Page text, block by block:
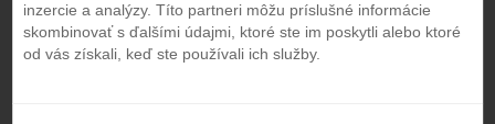
MALORKA
inzercie a analýzy. Títo partneri môžu príslušné informácie
skombinovať s ďalšími údajmi, ktoré ste im poskytli alebo ktoré
od vás získali, keď ste používali ich služby.